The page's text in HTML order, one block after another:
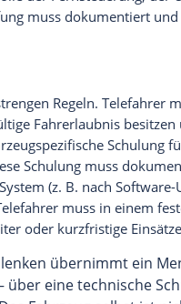
eingeschränkten
fahrenden
an dasFahrzeug
und
bei